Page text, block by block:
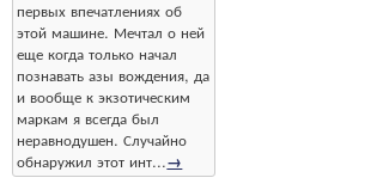
первых впечатлениях об
этой машине. Мечтал о ней
еще когда только начал
познавать азы вождения, да
и вообще к экзотическим
маркам я всегда был
неравнодушен. Случайно
обнаружил этот инт...→